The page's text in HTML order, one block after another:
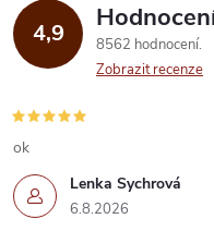
d
a
c
í
p
4,9
8562 hodnocení
Zobrazit recenze
Lenka Sychrová
6.8.2026
ok